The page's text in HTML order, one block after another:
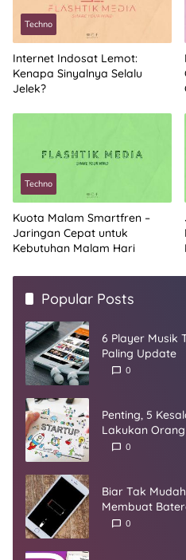
Techno
Internet Indosat Lemot:
Kenapa Sinyalnya Selalu
Jelek?
Techno
Kuota Malam Smartfren –
Jaringan Cepat untuk
Kebutuhan Malam Hari
Popular Posts
6 Player Musik
Paling Update
0
Penting, 5
Lakukan
Startup
0
Biar Tak
Membuat
Umur
0